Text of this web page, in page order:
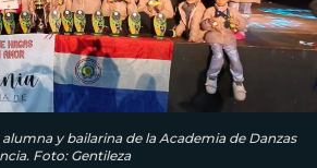
alumna y bailarina de la Academia de Danzas
Foto: Gentileza